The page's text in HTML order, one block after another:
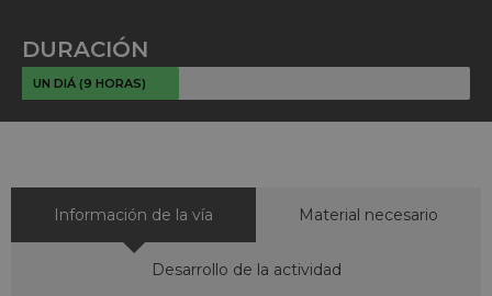
DURACIÓN
UN DIÁ (9 HORAS)
Información de la vía Material necesario
Desarrollo de la actividad